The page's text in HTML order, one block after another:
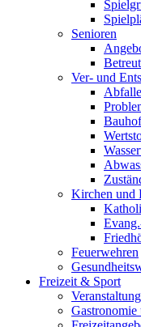
Senioren
Ver- und
Bauhof
Kirchen und
Feuerwehren
Freizeit & Sport